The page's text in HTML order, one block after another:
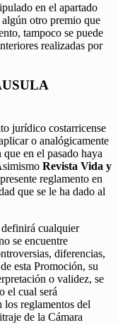
en el apartado
otro premio que
tampoco se puede
realizadas por
jurídico costarricense
o analógicamente
en el pasado haya
Revista Vida y
reglamento en
que se le ha dado al
cualquier
se encuentre
diferencias,
esta Promoción, su
o validez, se
el cual será
reglamentos del
de la Cámara